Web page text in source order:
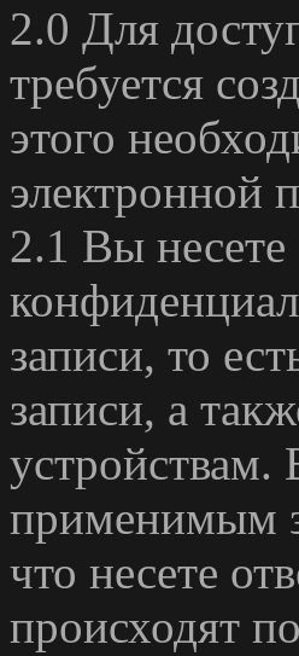
2.0 Для
требуется
этого
электронной
2.1 Вы несете
записи, то
записи, а
устройствам.
применимым
что несете
происходят